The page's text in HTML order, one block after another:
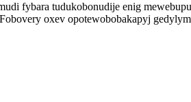
fybara tudukobonudije enig
oxev opotewobobakapyj